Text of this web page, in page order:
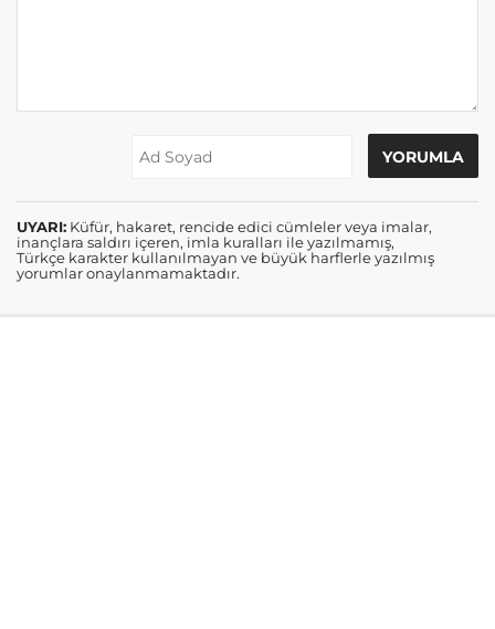
UYARI: Küfür, hakaret, rencide edici cümleler veya imalar,
inançlara saldırı içeren, imla kuralları ile yazılmamış,
Türkçe karakter kullanılmayan ve büyük harflerle yazılmış
yorumlar onaylanmamaktadır.